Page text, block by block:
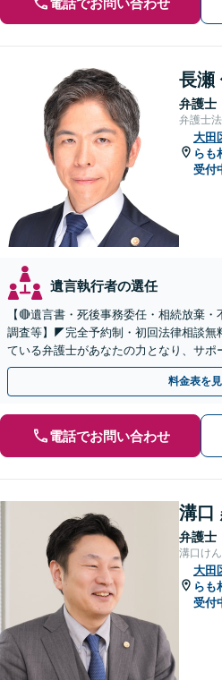
長瀬
弁護士
弁護士
大田
らも
受付
遺言執行者の選任
【🔴遺言書・死後事務委任・相続放棄
調査等】◤完全予約制・初回法律相談
ている弁護士があなたの力となり、サポ
気軽にお問い合わせください。
料金表を
電話でお問い合わせ
溝口
弁護士
溝口け
大田
らも
受付